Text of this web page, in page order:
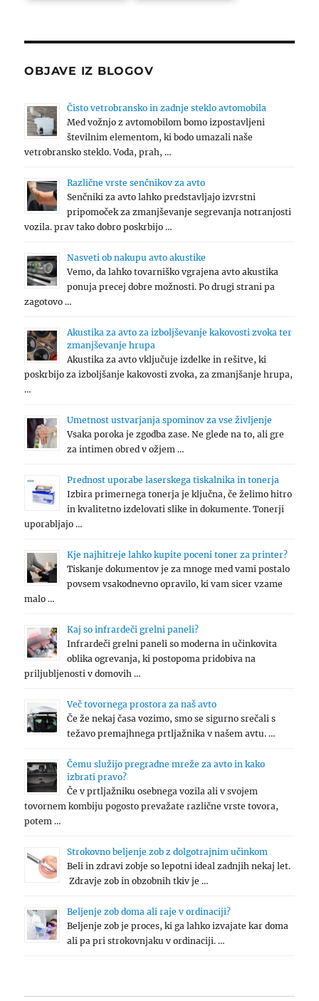
OBJAVE IZ BLOGOV
Čisto vetrobransko in zadnje steklo avtomobila
Med vožnjo z avtomobilom bomo izpostavljeni
številnim elementom, ki bodo umazali naše
vetrobransko steklo. Voda, prah, …
Različne vrste senčnikov za avto
Senčniki za avto lahko predstavljajo izvrstni
pripomoček za zmanjševanje segrevanja notranjosti
vozila. prav tako dobro poskrbijo …
Nasveti ob nakupu avto akustike
Vemo, da lahko tovarniško vgrajena avto akustika
ponuja precej dobre možnosti. Po drugi strani pa
zagotovo …
Akustika za avto za izboljševanje kakovosti zvoka ter
zmanjševanje hrupa
Akustika za avto vključuje izdelke in rešitve, ki
poskrbijo za izboljšanje kakovosti zvoka, za zmanjšanje hrupa,
…
Umetnost ustvarjanja spominov za vse življenje
Vsaka poroka je zgodba zase. Ne glede na to, ali gre
za intimen obred v ožjem …
Prednost uporabe laserskega tiskalnika in tonerja
Izbira primernega tonerja je ključna, če želimo hitro
in kvalitetno izdelovati slike in dokumente. Tonerji
uporabljajo …
Kje najhitreje lahko kupite poceni toner za printer?
Tiskanje dokumentov je za mnoge med vami postalo
povsem vsakodnevno opravilo, ki vam sicer vzame
malo …
Kaj so infrardeči grelni paneli?
Infrardeči grelni paneli so moderna in učinkovita
oblika ogrevanja, ki postopoma pridobiva na
priljubljenosti v domovih …
Več tovornega prostora za naš avto
Če že nekaj časa vozimo, smo se sigurno srečali s
težavo premajhnega prtljažnika v našem avtu. …
Čemu služijo pregradne mreže za avto in kako
izbrati pravo?
Če v prtljažniku osebnega vozila ali v svojem
tovornem kombiju pogosto prevažate različne vrste tovora,
potem …
Strokovno beljenje zob z dolgotrajnim učinkom
Beli in zdravi zobje so lepotni ideal zadnjih nekaj let.
Zdravje zob in obzobnih tkiv je …
Beljenje zob doma ali raje v ordinaciji?
Beljenje zob je proces, ki ga lahko izvajate kar doma
ali pa pri strokovnjaku v ordinaciji. …